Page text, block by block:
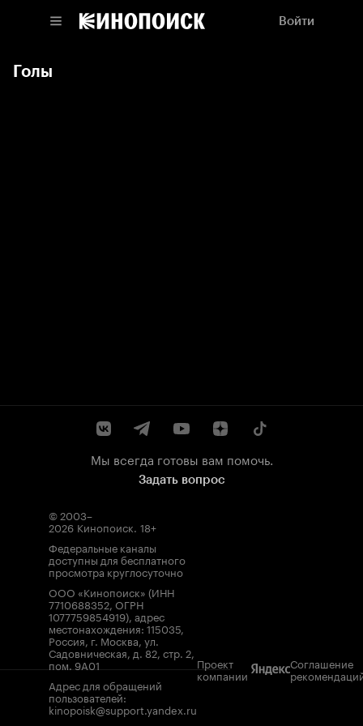
Войти
Голы
Мы всегда готовы вам помочь.
Задать вопрос
© 2003–
2026 Кинопоиск. 18+
Федеральные каналы
доступны для бесплатного
просмотра круглосуточно
ООО «Кинопоиск» (ИНН
7710688352, ОГРН
1077759854919), адрес
местонахождения: 115035,
Россия, г. Москва, ул.
Садовническая, д. 82, стр. 2,
пом. 9А01
Адрес для обращений
пользователей:
kinopoisk@support.yandex.ru
Проект
компании
Соглашение